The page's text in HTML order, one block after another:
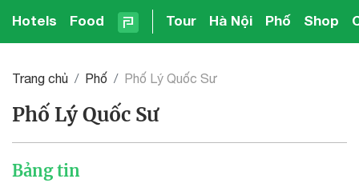
Hotels Food Tour Hà Nội Phố Shop
Trang chủ Phố Phố Lý Quốc Sư
Phố Lý Quốc Sư
Bảng tin